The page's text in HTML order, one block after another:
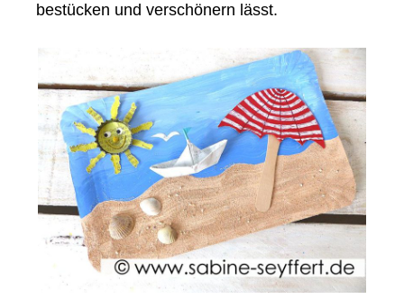
bestücken und verschönern lässt.